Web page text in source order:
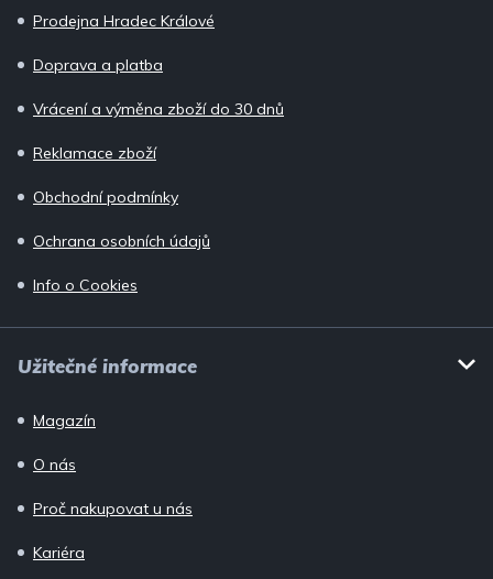
Prodejna Hradec Králové
Doprava a platba
Vrácení a výměna zboží do 30 dnů
Reklamace zboží
Obchodní podmínky
Ochrana osobních údajů
Info o Cookies
Užitečné informace
Magazín
O nás
Proč nakupovat u nás
Kariéra